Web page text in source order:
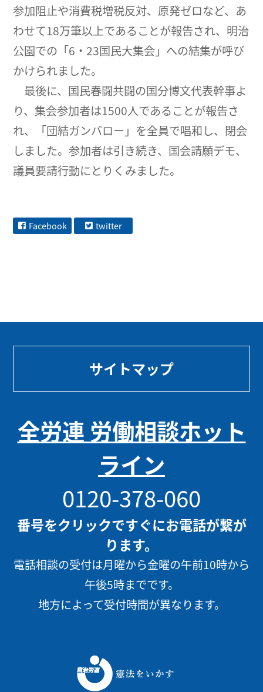
参加阻止や消費税増税反対、原発ゼロなど、あ
わせて18万筆以上であることが報告され、明治
公園での「6・23国民大集会」への結集が呼び
かけられました。
最後に、国民春闘共闘の国分博文代表幹事よ
り、集会参加者は1500人であることが報告さ
れ、「団結ガンバロー」を全員で唱和し、閉会
しました。参加者は引き続き、国会請願デモ、
議員要請行動にとりくみました。
Facebook twitter
サイトマップ
全労連 労働相談ホット
ライン
0120-378-060
番号をクリックですぐにお電話が繋が
ります。
電話相談の受付は月曜から金曜の午前10時から
午後5時までです。
地方によって受付時間が異なります。